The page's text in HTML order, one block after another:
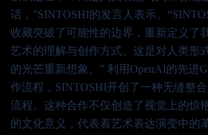
话，”SINTOSHI的发言人表示。
收藏突破了可能性的边界，重新定义了
艺术的理解与创作方式。这是对人类形
的光芒重新想象。” 利用OpenAI的先进
作流程，SINTOSHI开创了一种无缝整
流程。这种合作不仅创造了视觉上的惊
的文化意义，代表着艺术表达演变中的